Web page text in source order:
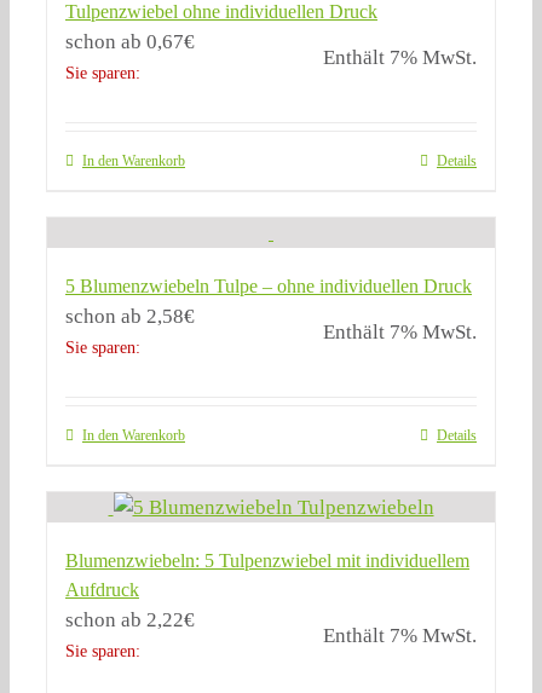
Tulpenzwiebel ohne individuellen Druck
schon ab 0,67€
Sie sparen:
Enthält 7% MwSt.
In den Warenkorb Details
5 Blumenzwiebeln Tulpe – ohne individuellen Druck
schon ab 2,58€
Sie sparen:
Enthält 7% MwSt.
In den Warenkorb Details
Blumenzwiebeln: 5 Tulpenzwiebel mit individuellem
Aufdruck
schon ab 2,22€
Sie sparen:
Enthält 7% MwSt.